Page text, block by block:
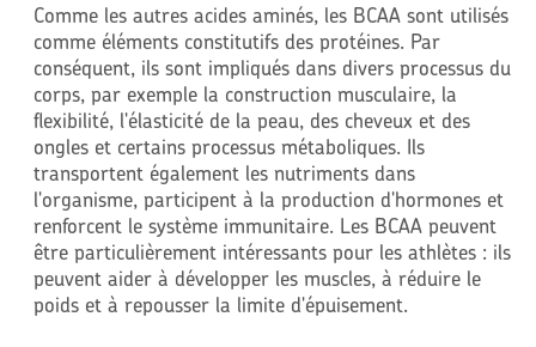
Comme les autres acides aminés, les BCAA sont utilisés
comme éléments constitutifs des protéines. Par
conséquent, ils sont impliqués dans divers processus du
corps, par exemple la construction musculaire, la
flexibilité, l'élasticité de la peau, des cheveux et des
ongles et certains processus métaboliques. Ils
transportent également les nutriments dans
l'organisme, participent à la production d'hormones et
renforcent le système immunitaire. Les BCAA peuvent
être particulièrement intéressants pour les athlètes : ils
peuvent aider à développer les muscles, à réduire le
poids et à repousser la limite d'épuisement.